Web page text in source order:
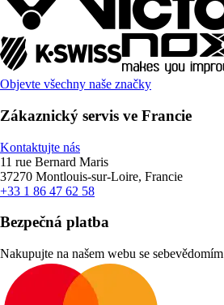
Objevte všechny naše značky
Zákaznický servis ve Francie
Kontaktujte nás
11 rue Bernard Maris
37270 Montlouis-sur-Loire, Francie
+33 1 86 47 62 58
Bezpečná platba
Nakupujte na našem webu se sebevědomím